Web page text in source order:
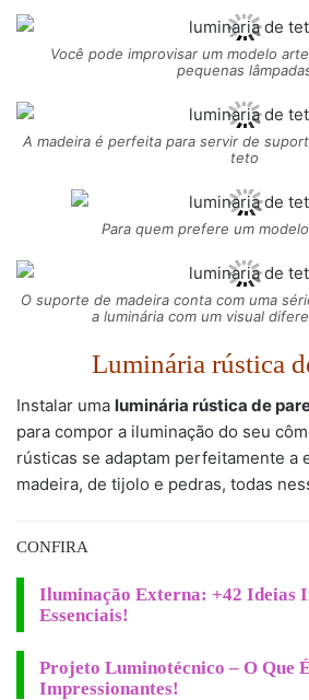
Você pode improvisar um modelo
pequenas
A madeira é perfeita para servir de
teto
Para quem prefere um
O suporte de madeira conta com uma
a luminária com um visual
Luminária rústica
Instalar uma luminária rústica de
para compor a iluminação do seu
rústicas se adaptam perfeitamente a
madeira, de tijolo e pedras, todas
CONFIRA
Iluminação Externa: +42 Ideias
Essenciais!
Projeto Luminotécnico – O Que
Impressionantes!